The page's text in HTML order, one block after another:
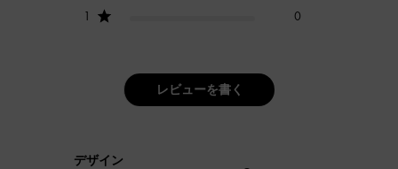
1
0
レビューを書く
デザイン